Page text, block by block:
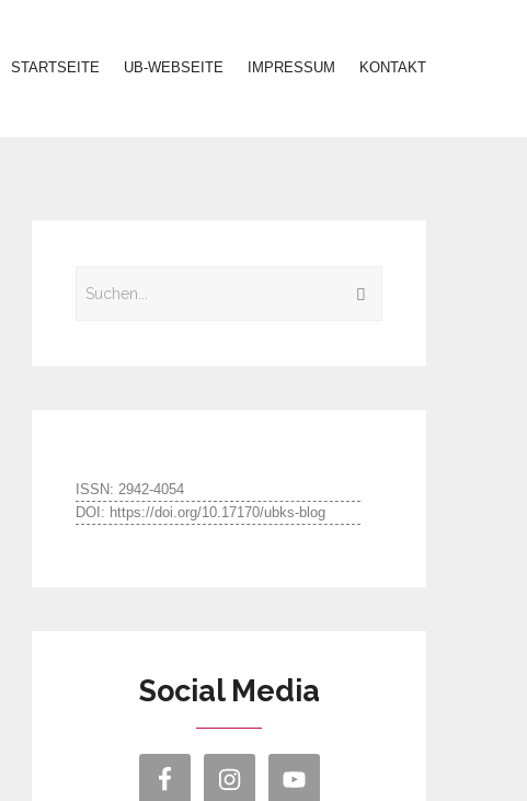
STARTSEITE UB-WEBSEITE IMPRESSUM KONTAKT
ISSN: 2942-4054
DOI: https://doi.org/10.17170/ubks-blog
Social Media